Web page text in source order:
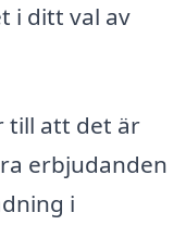
i ditt val av
till att det är
erbjudanden
i